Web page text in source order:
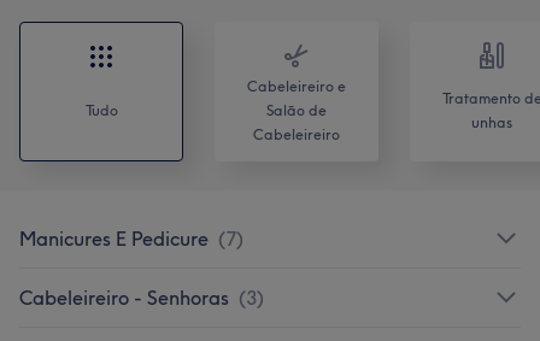
Tudo
Cabeleireiro e
Salão de
Cabeleireiro
Tratamento
unhas
Manicures E Pedicure (7)
Cabeleireiro - Senhoras (3)